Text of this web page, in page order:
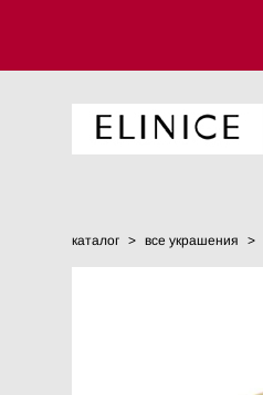
каталог > все украшения >